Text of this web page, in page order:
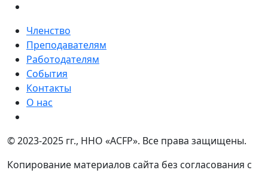
Членство
Преподавателям
Работодателям
События
Контакты
О нас
© 2023-2025 гг., ННО «ACFP». Все права защищены.
Копирование материалов сайта без согласования с